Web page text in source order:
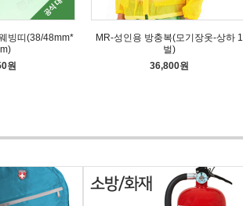
빙띠(38/48mm*
원
MR-성인용 방충복(모기장옷-상하 1
벌)
36,800원